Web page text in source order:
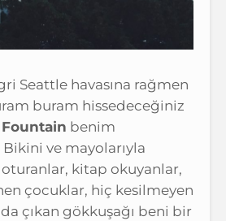
Seattle havasına rağmen
buram hissedeceğiniz
benim
ve mayolarıyla
oturanlar, kitap okuyanlar,
çocuklar, hiç kesilmeyen
çıkan gökkuşağı beni bir